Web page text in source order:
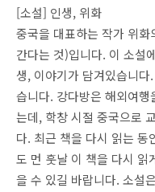
[소설] 인생, 위화
중국을 대표하는 작가 위
간다는 것)입니다. 이 소설
생, 이야기가 담겨있습니
습니다. 강다방은 해외여
는데, 학창 시절 중국으로
다. 최근 책을 다시 읽는 동
도 먼 훗날 이 책을 다시 읽
을 수 있길 바랍니다. 소설